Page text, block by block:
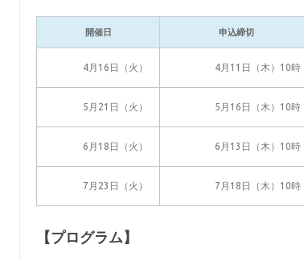
開催日 申込締切
4月16日（火） 4月11日（木）10時
5月21日（火） 5月16日（木）10時
6月18日（火） 6月13日（木）10時
7月23日（火） 7月18日（木）10時
【プログラム】